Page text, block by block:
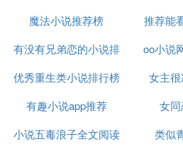
紝浣嗘槸浣滆呭逛簬鏁呬簨
电偧鍒剁殑杩欎竴娈碉紝瀹
瘨鐐癸紝涓瑙勪腑鐭╋紝浣
銆傛昏岃█涔嬶紝灏忚翠笉
熸病鏈夎佺埛鐖凤紝鍜岄殣
答案
魔法小说推荐榜 推荐能
有没有兄弟恋的小说排
行榜
oo小说
优秀重生类小说排行榜 女主
有趣小说app推荐 女
小说五毒浪子全文阅读 类似